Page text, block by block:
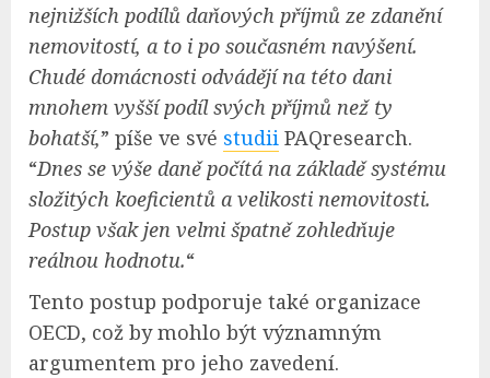
nejnižších podílů daňových příjmů ze zdanění
nemovitostí, a to i po současném navýšení.
Chudé domácnosti odvádějí na této dani
mnohem vyšší podíl svých příjmů než ty
bohatší,” píše ve své studii PAQresearch.
“Dnes se výše daně počítá na základě systému
složitých koeficientů a velikosti nemovitosti.
Postup však jen velmi špatně zohledňuje
reálnou hodnotu.“
Tento postup podporuje také organizace
OECD, což by mohlo být významným
argumentem pro jeho zavedení.